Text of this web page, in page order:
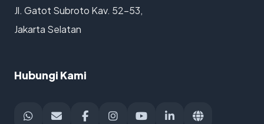
Jl. Gatot Subroto Kav. 52-53,
Jakarta Selatan
Hubungi Kami